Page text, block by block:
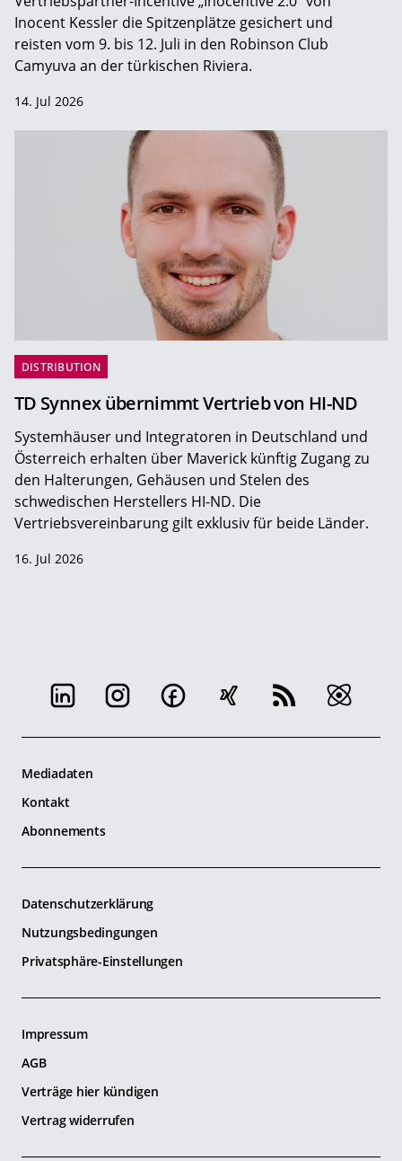
Inocent Kessler die Spitzenplätze gesichert und
reisten vom 9. bis 12. Juli in den Robinson Club
Camyuva an der türkischen Riviera.
14. Jul 2026
DISTRIBUTION
TD Synnex übernimmt Vertrieb von HI-ND
Systemhäuser und Integratoren in Deutschland und
Österreich erhalten über Maverick künftig Zugang zu
den Halterungen, Gehäusen und Stelen des
schwedischen Herstellers HI-ND. Die
Vertriebsvereinbarung gilt exklusiv für beide Länder.
16. Jul 2026
Mediadaten
Kontakt
Abonnements
Datenschutzerklärung
Nutzungsbedingungen
Privatsphäre-Einstellungen
Impressum
AGB
Verträge hier kündigen
Vertrag widerrufen